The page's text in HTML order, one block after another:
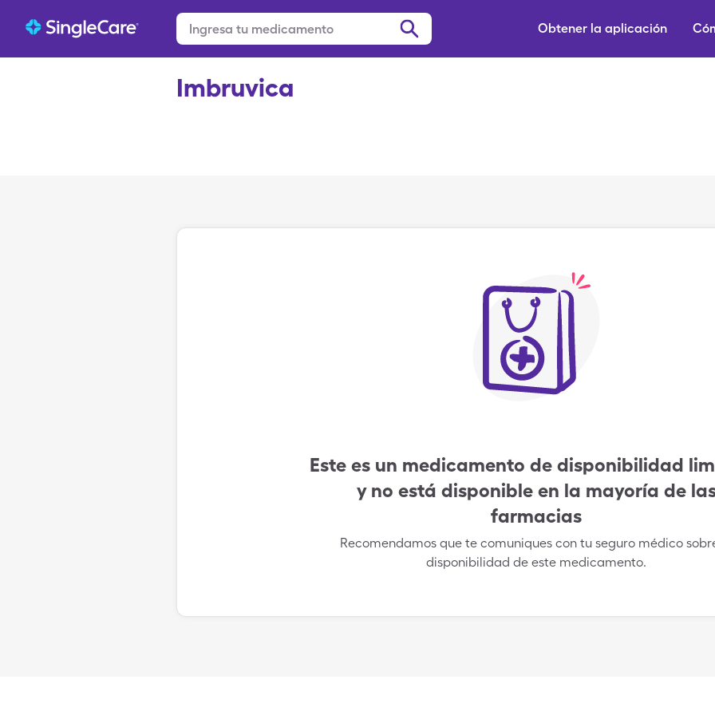
Obtener la aplicación
Imbruvica
Este es un medicamento de disponibilidad
y no está disponible en la mayoría de
farmacias
Recomendamos que te comuniques con tu seguro médico
disponibilidad de este medicamento.